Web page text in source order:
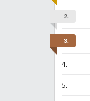
2.
3.
4.
5.